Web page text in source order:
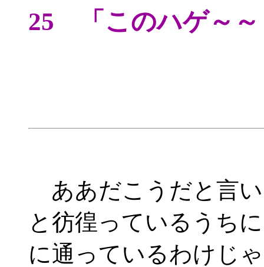
25 「このハゲ～～
ああだこうだと言
と彷徨っているうち
に通っているわけじ